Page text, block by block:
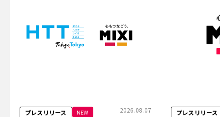
プレスリリース NEW 2026.08.07 プレスリリース